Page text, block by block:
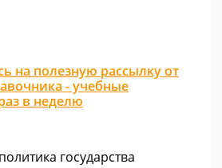
на полезную рассылку от
- учебные
в неделю
государства